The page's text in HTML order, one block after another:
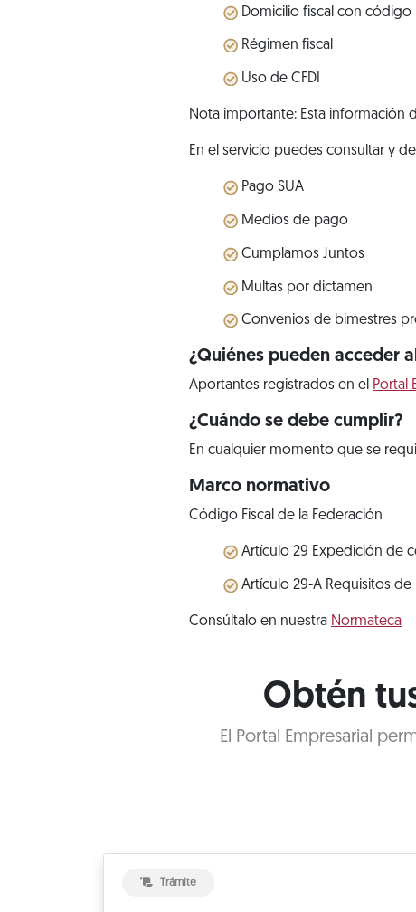
Domicilio fiscal con código
Régimen fiscal
Uso de CFDI
Nota importante: Esta información
En el servicio puedes consultar y
Pago SUA
Medios de pago
Cumplamos Juntos
Multas por dictamen
Convenios de bimestres
¿Quiénes pueden acceder
Aportantes registrados en el Portal
¿Cuándo se debe cumplir?
En cualquier momento que se
Marco normativo
Código Fiscal de la Federación
Artículo 29 Expedición de
Artículo 29-A Requisitos
Consúltalo en nuestra Normateca
Obtén
El Portal Empresarial
Trámite